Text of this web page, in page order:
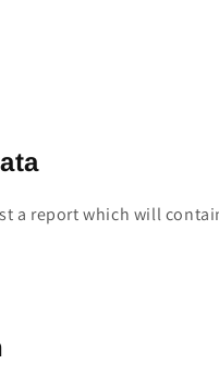
a report which will